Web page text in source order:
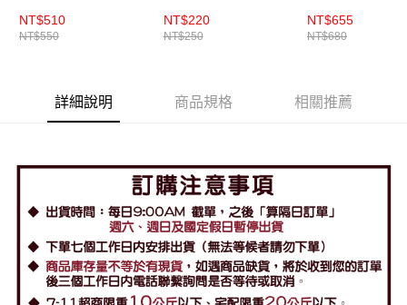
NT$510
NT$550
NT$220
NT$250
NT$655
NT$680
詳細說明 商品規格 相關推薦